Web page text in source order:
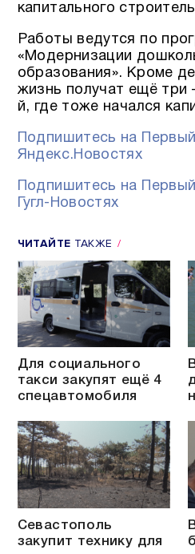
капитального
Работы ведутся по
«Модернизации
образования». Кроме
жизнь получат ещё три
й, где тоже начался
Подпишитесь на
Яндекс.Новостях
Подпишитесь на
Гугл-Новостях
ЧИТАЙТЕ ТАКЖЕ
Для социального
такси закупят ещё 4
спецавтомобиля
Севастополь
закупит технику для